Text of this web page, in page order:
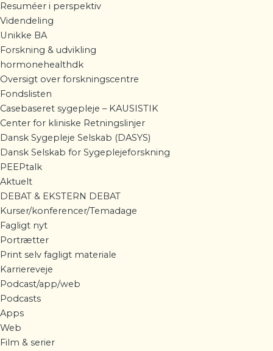
Resuméer i perspektiv
Videndeling
Unikke BA
Forskning & udvikling
hormonehealthdk
Oversigt over forskningscentre
Fondslisten
Casebaseret sygepleje – KAUSISTIK
Center for kliniske Retningslinjer
Dansk Sygepleje Selskab (DASYS)
Dansk Selskab for Sygeplejeforskning
PEEPtalk
Aktuelt
DEBAT & EKSTERN DEBAT
Kurser/konferencer/Temadage
Fagligt nyt
Portrætter
Print selv fagligt materiale
Karriereveje
Podcast/app/web
Podcasts
Apps
Web
Film & serier